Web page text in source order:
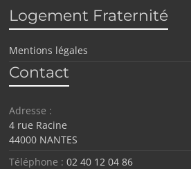
Logement Fraternité
Mentions légales
Contact
Adresse :
4 rue Racine
44000 NANTES
Téléphone :02 40 12 04 86